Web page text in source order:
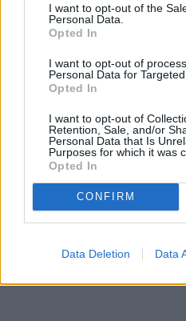
cualquier momento entrando
visitando nuestra política de
I want to opt-out of the
Personal Data.
Opted In
I want to opt-out of
Personal Data for Targeted
Opted In
I want to opt-out of
Retention, Sale, and/or
Personal Data that Is
Purposes for which it was
Opted In
CONFIRM
Data Deletion Data